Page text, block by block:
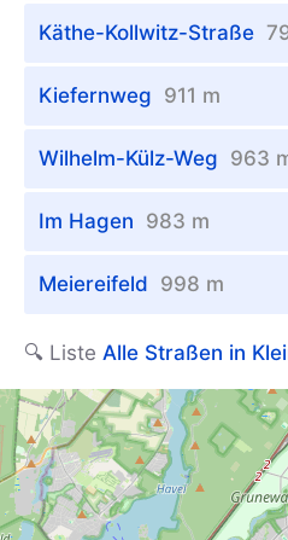
Käthe-Kollwitz-Straße
Kiefernweg 911 m
Wilhelm-Külz-Weg 963
Im Hagen 983 m
Meiereifeld 998 m
🔍 Liste Alle Straßen in